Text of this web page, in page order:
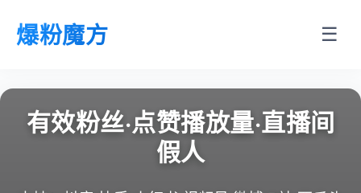
爆粉魔方 ☰
有效粉丝·点赞播放量·直播间
假人